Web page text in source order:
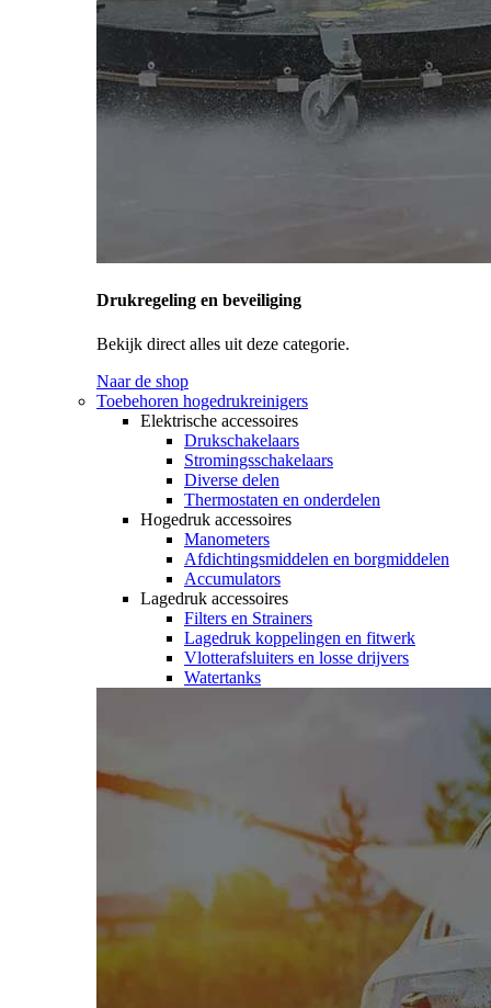
Drukregeling en beveiliging
Bekijk direct alles uit deze categorie.
Naar de shop
Toebehoren hogedrukreinigers
Elektrische accessoires
Drukschakelaars
Stromingsschakelaars
Diverse delen
Thermostaten en onderdelen
Hogedruk accessoires
Manometers
Afdichtingsmiddelen en borgmiddelen
Accumulators
Lagedruk accessoires
Filters en Strainers
Lagedruk koppelingen en fitwerk
Vlotterafsluiters en losse drijvers
Watertanks